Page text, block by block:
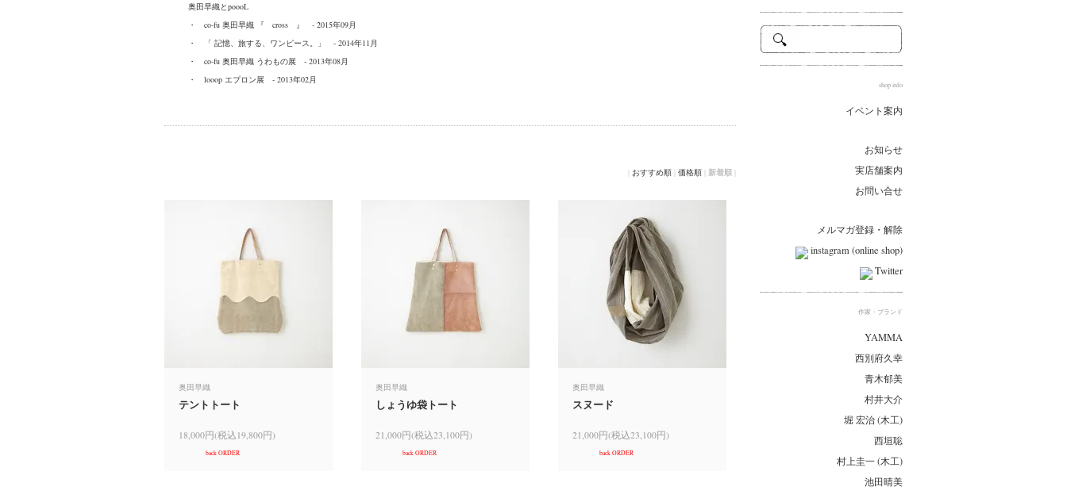
奥田早織とpoooL
・ co-fu 奥田早織 『 cross 』 - 2015年09月
・
「 記憶、旅する、ワンピース。」 - 2014年11月
・ co-fu 奥田早織 うわもの展 - 2013年08月
・ looop エプロン展 - 2013年02月
おすすめ順 価格順 新着順
奥田早織
テントトート
18,000円(税込19,800円)
back ORDER
奥田早織
しょうゆ袋トート
21,000円(税込23,100円)
back ORDER
奥田早織
スヌード
21,000円(税込23,100円)
back ORDER
shop info
イベント案内
お知らせ
実店舗案内
お問い合せ
メルマガ登録・解除
instagram (online shop)
Twitter
作家・ブランド
YAMMA
西別府久幸
青木郁美
村井大介
堀 宏治 (木工)
西垣聡
村上圭一 (木工)
池田晴美